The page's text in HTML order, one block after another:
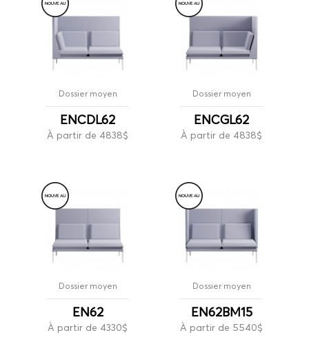
NOUVEAU
Dossier moyen
ENCDL62
À partir de 4838$
NOUVEAU
Dossier moyen
ENCGL62
À partir de 4838$
NOUVEAU
Dossier moyen
EN62
À partir de 4330$
NOUVEAU
Dossier moyen
EN62BM15
À partir de 5540$